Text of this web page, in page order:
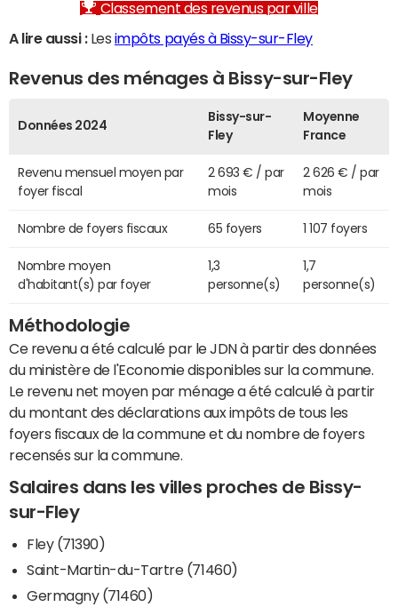
Classement des revenus par ville
A lire aussi :Les impôts payés à Bissy-sur-Fley
Revenus des ménages à Bissy-sur-Fley
Données 2024
Bissy-sur-
Fley
Moyenne
France
Revenu mensuel moyen par
foyer fiscal
2 693 € / par
mois
2 626 € / par
mois
Nombre de foyers fiscaux 65 foyers 1 107 foyers
Nombre moyen
d'habitant(s) par foyer
1,3
personne(s)
1,7
personne(s)
Méthodologie
Ce revenu a été calculé par le JDN à partir des données
du ministère de l'Economie disponibles sur la commune.
Le revenu net moyen par ménage a été calculé à partir
du montant des déclarations aux impôts de tous les
foyers fiscaux de la commune et du nombre de foyers
recensés sur la commune.
Salaires dans les villes proches de Bissy-
sur-Fley
Fley (71390)
Saint-Martin-du-Tartre (71460)
Germagny (71460)